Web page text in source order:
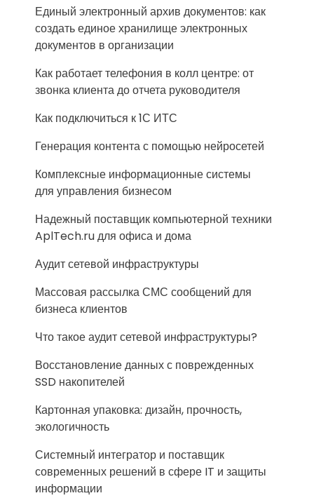
Единый электронный архив документов: как
создать единое хранилище электронных
документов в организации
Как работает телефония в колл центре: от
звонка клиента до отчета руководителя
Как подключиться к 1С ИТС
Генерация контента с помощью нейросетей
Комплексные информационные системы
для управления бизнесом
Надежный поставщик компьютерной техники
AplTech.ru для офиса и дома
Аудит сетевой инфраструктуры
Массовая рассылка СМС сообщений для
бизнеса клиентов
Что такое аудит сетевой инфраструктуры?
Восстановление данных с поврежденных
SSD накопителей
Картонная упаковка: дизайн, прочность,
экологичность
Системный интегратор и поставщик
современных решений в сфере IT и защиты
информации